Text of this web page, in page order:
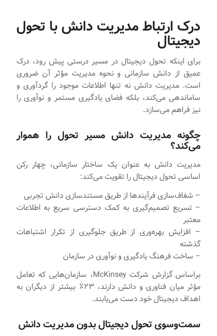
درک ارتباط مدیریت دانش با تحول
دیجیتال
برای اینکه تحول دیجیتال در مسیر درستی پیش رود، درک
عمیق از دانش سازمانی و نحوه مدیریت مؤثر آن ضروری
است. مدیریت دانش نه تنها اطلاعات موجود را گردآوری و
ساماندهی می‌کند، بلکه فضای یادگیری مستمر و نوآوری را
نیز فراهم می‌سازد.
چگونه مدیریت دانش مسیر تحول را هموار
می‌کند؟
مدیریت دانش به عنوان یک ساختار سازمانی، چهار رکن
اساسی تحول دیجیتال را تقویت می‌کند:
– شفاف‌سازی فرآیندها از طریق مستندسازی دانش تجربی
– تسریع تصمیم‌گیری به کمک دسترسی سریع به اطلاعات
معتبر
– افزایش بهره‌وری از طریق جلوگیری از تکرار اشتباهات
گذشته
– ساخت فرهنگ یادگیری و نوآوری در سازمان
براساس گزارش شرکت McKinsey، سازمان‌هایی که تعامل
مؤثر میان فناوری و دانش دارند، ۲۳٪ بیشتر از دیگران به
اهداف دیجیتال خود دست می‌یابند.
سمت‌وسوی تحول دیجیتال بدون مدیریت دانش